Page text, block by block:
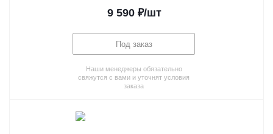
9 590 ₽/шт
Под заказ
Наши менеджеры обязательно
свяжутся с вами и уточнят условия
заказа